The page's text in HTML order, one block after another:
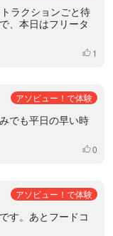
ラクションごと待
、本日はフリータ
いいね
1
アソビュー！で体験
でも平日の早い時
いいね
0
アソビュー！で体験
す。あとフードコ